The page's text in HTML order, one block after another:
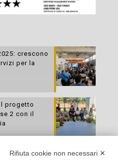
crescono
per la
progetto
2 con il
Rifiuta cookie non necessari ✕